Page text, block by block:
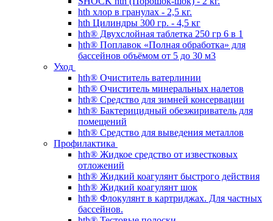
hth хлор в гранулах - 2,5 кг.
hth Цилиндры 300 гр. - 4,5 кг
hth® Двухслойная таблетка 250 гр 6 в 1
hth® Поплавок «Полная обработка» для
бассейнов объёмом от 5 до 30 м3
Уход
hth® Очиститель ватерлинии
hth® Очиститель минеральных налетов
hth® Средство для зимней консервации
hth® Бактерицидный обезжириватель для
помещений
hth® Средство для выведения металлов
Профилактика
hth® Жидкое средство от известковых
отложений
hth® Жидкий коагулянт быстрого действия
hth® Жидкий коагулянт шок
hth® Флокулянт в картриджах. Для частных
бассейнов.